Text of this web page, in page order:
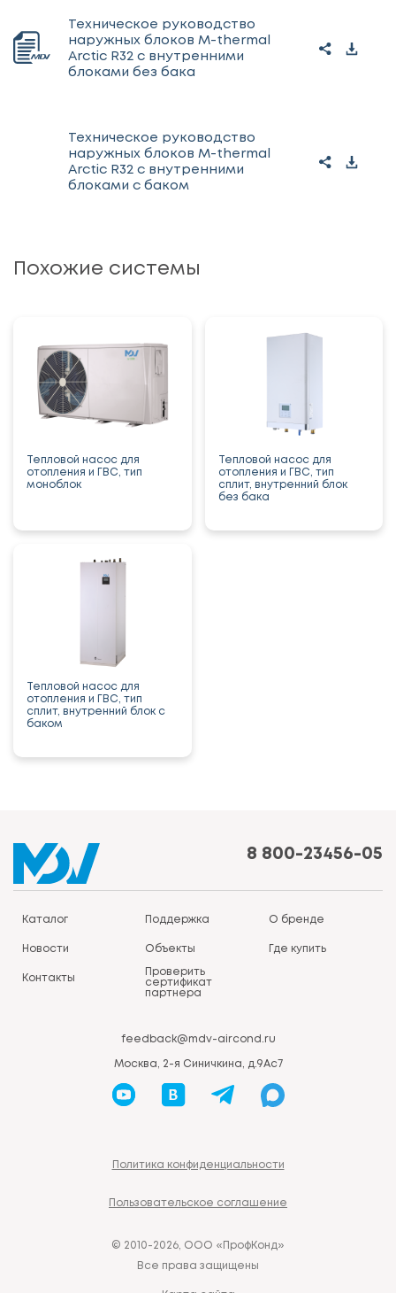
Техническое руководство
наружных блоков M-thermal
Arctic R32 с внутренними
блоками без бака
Техническое руководство
наружных блоков M-thermal
Arctic R32 с внутренними
блоками с баком
Похожие системы
Тепловой насос для
отопления и ГВС, тип
моноблок
Тепловой насос для
отопления и ГВС, тип
сплит, внутренний блок
без бака
Тепловой насос для
отопления и ГВС, тип
сплит, внутренний блок с
баком
8 800-23456-05
Каталог Поддержка О бренде
Новости Объекты Где купить
Контакты
Проверить
сертификат
партнера
feedback@mdv-aircond.ru
Москва, 2-я Синичкина, д.9Ас7
Политика конфиденциальности
Пользовательское соглашение
© 2010-2026, ООО «ПрофКонд»
Все права защищены